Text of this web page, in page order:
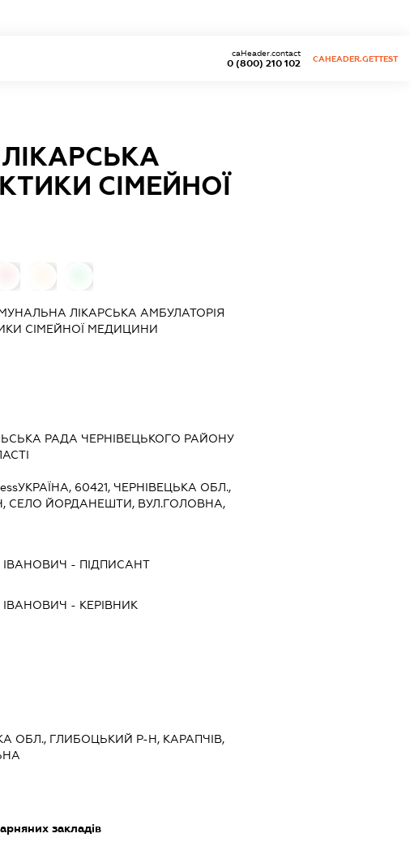
0 (800) 210 102
caHeader.contact
CAHEADER.GETTEST
СІМЕЙНОЇ
ЛІКАРСЬКА АМБУЛАТОРІЯ
СІМЕЙНОЇ МЕДИЦИНИ
РАДА ЧЕРНІВЕЦЬКОГО РАЙОНУ
УКРАЇНА, 60421, ЧЕРНІВЕЦЬКА ОБЛ.,
СЕЛО ЙОРДАНЕШТИ, ВУЛ.ГОЛОВНА,
ІВАНОВИЧ - ПІДПИСАНТ
ІВАНОВИЧ - КЕРІВНИК
ОБЛ., ГЛИБОЦЬКИЙ Р-Н, КАРАПЧІВ,
закладів